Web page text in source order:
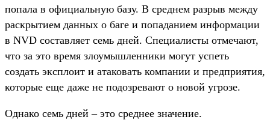
попала в официальную базу. В среднем разрыв между
раскрытием данных о баге и попаданием информации
в NVD составляет семь дней. Специалисты отмечают,
что за это время злоумышленники могут успеть
создать эксплоит и атаковать компании и предприятия,
которые еще даже не подозревают о новой угрозе.
Однако семь дней – это среднее значение.